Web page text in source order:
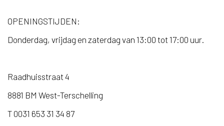
OPENINGSTIJDEN:
Donderdag, vrijdag en zaterdag van 13:00 tot 17:00 uur.
Raadhuisstraat 4
8881 BM West-Terschelling
T 0031 653 31 34 87